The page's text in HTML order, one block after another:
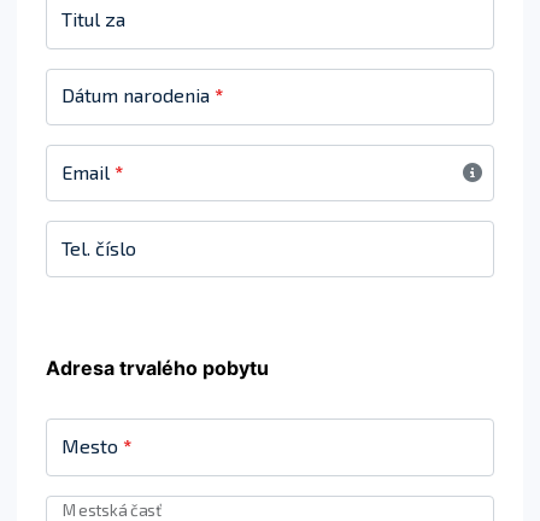
Titul za
Dátum narodenia *
Email *
Tel. číslo
Adresa trvalého pobytu
Mesto *
Mestská časť